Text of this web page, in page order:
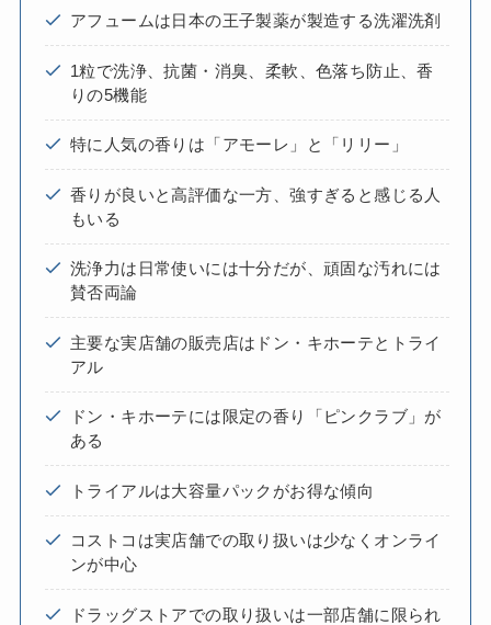
アフュームは日本の王子製薬が製造する洗濯洗剤
1粒で洗浄、抗菌・消臭、柔軟、色落ち防止、香
りの5機能
特に人気の香りは「アモーレ」と「リリー」
香りが良いと高評価な一方、強すぎると感じる人
もいる
洗浄力は日常使いには十分だが、頑固な汚れには
賛否両論
主要な実店舗の販売店はドン・キホーテとトライ
アル
ドン・キホーテには限定の香り「ピンクラブ」が
ある
トライアルは大容量パックがお得な傾向
コストコは実店舗での取り扱いは少なくオンライ
ンが中心
ドラッグストアでの取り扱いは一部店舗に限られ